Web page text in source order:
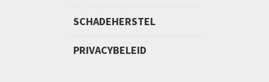
SCHADEHERSTEL
PRIVACYBELEID